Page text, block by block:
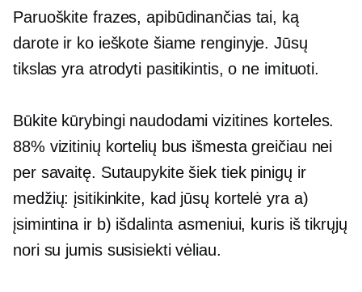
Paruoškite frazes, apibūdinančias tai, ką
darote ir ko ieškote šiame renginyje. Jūsų
tikslas yra atrodyti pasitikintis, o ne imituoti.
Būkite kūrybingi naudodami vizitines korteles.
88% vizitinių kortelių bus išmesta greičiau nei
per savaitę. Sutaupykite šiek tiek pinigų ir
medžių: įsitikinkite, kad jūsų kortelė yra a)
įsimintina ir b) išdalinta asmeniui, kuris iš tikrųjų
nori su jumis susisiekti vėliau.